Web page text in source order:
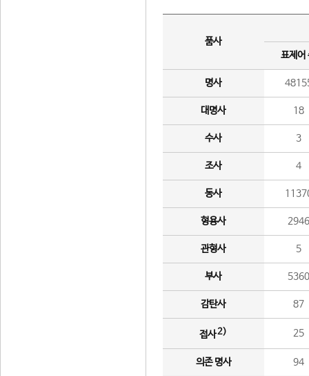
품사
표제어
명사
대명사 18
수사 3
조사 4
동사
형용사 2946
관형사 5
부사 5360
감탄사 87
접사2) 25
의존 명사 94